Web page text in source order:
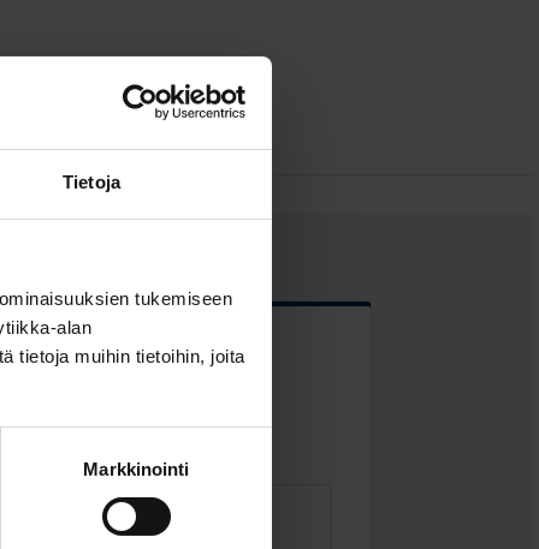
Tietoja
tukemiseen
alan
tietoja muihin tietoihin, joita
Markkinointi